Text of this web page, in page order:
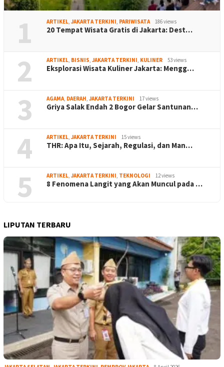
1 ARTIKEL, JAKARTA TERKINI, PARIWISATA 186 views
20 Tempat Wisata Gratis di Jakarta: Dest…
2 ARTIKEL, BISNIS, JAKARTA TERKINI, KULINER 53 views
Eksplorasi Wisata Kuliner Jakarta: Mengg…
3 AGAMA, DAERAH, JAKARTA TERKINI 17 views
Griya Salak Endah 2 Bogor Gelar Santunan…
4 ARTIKEL, JAKARTA TERKINI 15 views
THR: Apa Itu, Sejarah, Regulasi, dan Man…
5 ARTIKEL, JAKARTA TERKINI, TEKNOLOGI 12 views
8 Fenomena Langit yang Akan Muncul pada …
LIPUTAN TERBARU